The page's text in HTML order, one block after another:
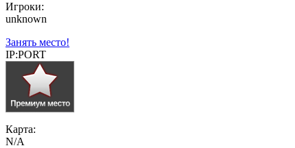
Игроки:
unknown
Занять место!
IP:PORT
Карта:
N/A